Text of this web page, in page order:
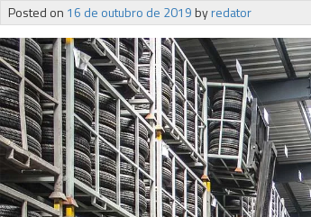
Posted on 16 de outubro de 2019byredator